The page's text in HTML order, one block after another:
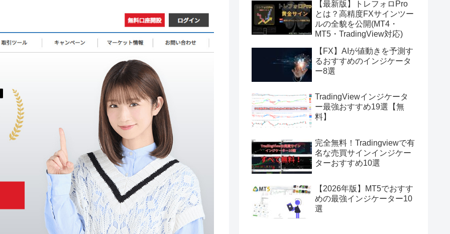
【最新版】トレフォロPro
とは？高精度FXサインツー
ルの全貌を公開(MT4・
MT5・TradingView対応)
【FX】AIが値動きを予測す
るおすすめのインジケータ
ー8選
TradingViewインジケータ
ー最強おすすめ19選【無
料】
完全無料！Tradingviewで有
名な売買サインインジケー
ターおすすめ10選
【2026年版】MT5でおすす
めの最強インジケーター10
選